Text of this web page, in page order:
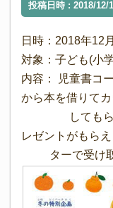
投稿日時 : 2018/12/
日時：2018年12
対象：子ども(小
内容： 児童書コ
から本を借りて
してもらおう
レゼントがもら
ターで受け取